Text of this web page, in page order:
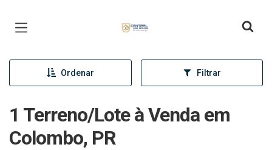
Ordenar Filtrar
1 Terreno/Lote à Venda em
Colombo, PR